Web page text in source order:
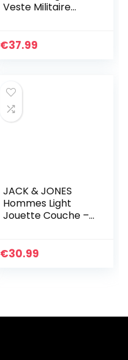
Veste Militaire
Printemps
€37.99
JACK & JONES
Hommes Light
Jouette Couche –
€30.99